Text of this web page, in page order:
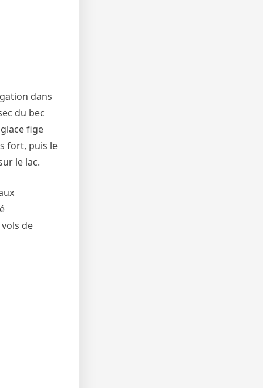
dans
du bec
fige
fort, puis le
le lac.
de